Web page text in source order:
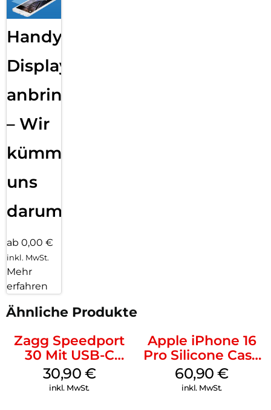
Handy
Displayfolie
anbringen
– Wir
kümmern
uns
darum!
ab 0,00 €
inkl. MwSt.
Mehr
erfahren
Ähnliche Produkte
Zagg Speedport
30 Mit USB-C
Kabel Weiß
30,90 €
inkl. MwSt.
Apple iPhone 16
Pro Silicone Case
MagSafe Stone
Gray
60,90€
inkl. MwSt.